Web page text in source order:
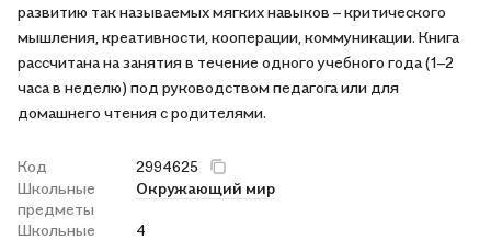
развитию так называемых мягких навыков – критического
мышления, креативности, кооперации, коммуникации. Книга
рассчитана на занятия в течение одного учебного года (1–2
часа в неделю) под руководством педагога или для
домашнего чтения с родителями.
Код
2994625
Школьные
предметы
Окружающий мир
Школьные
4